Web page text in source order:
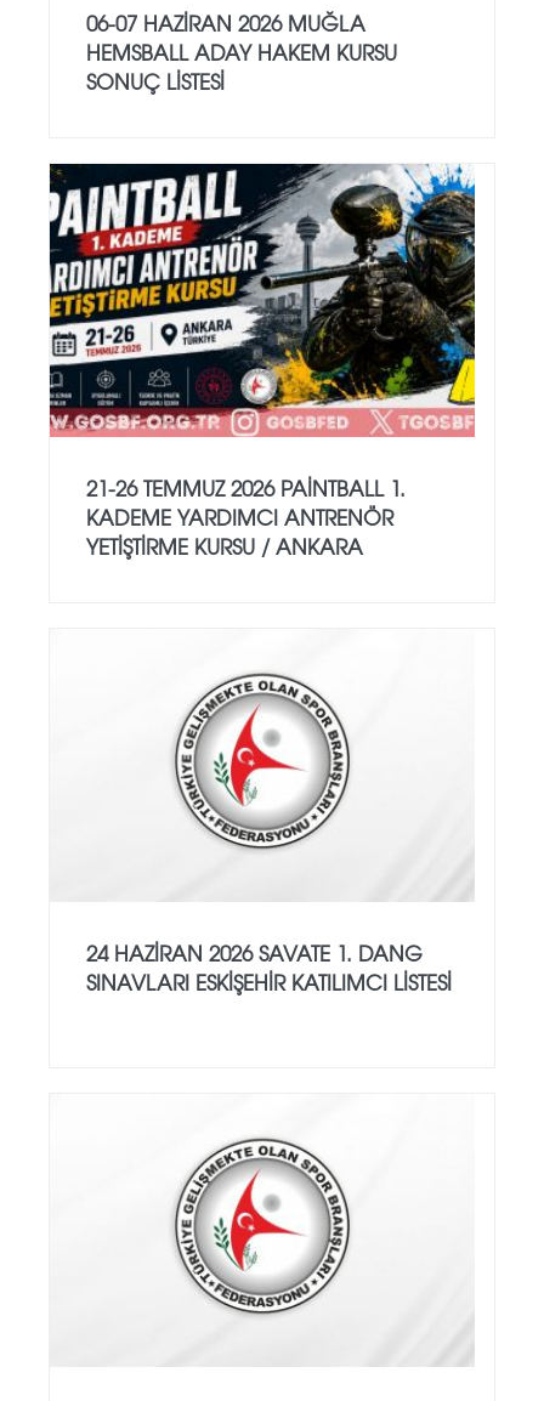
06-07 HAZİRAN 2026 MUĞLA
HEMSBALL ADAY HAKEM KURSU
SONUÇ LİSTESİ
21-26 TEMMUZ 2026 PAİNTBALL 1.
KADEME YARDIMCI ANTRENÖR
YETİŞTİRME KURSU / ANKARA
24 HAZİRAN 2026 SAVATE 1. DANG
SINAVLARI ESKİŞEHİR KATILIMCI LİSTESİ